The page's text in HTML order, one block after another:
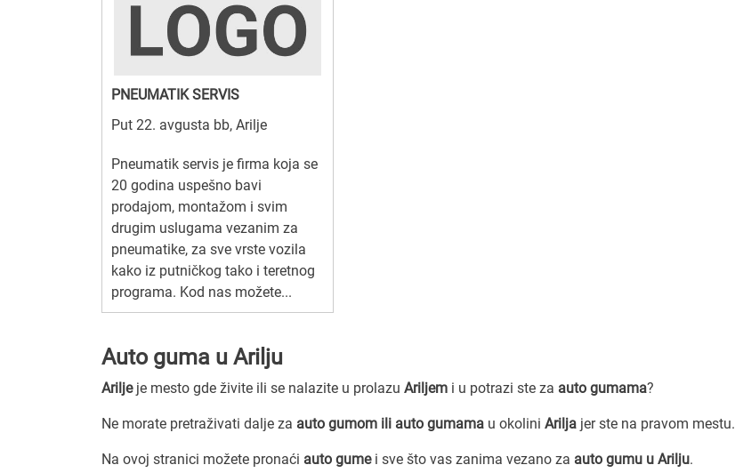
PNEUMATIK SERVIS
Put 22. avgusta bb, Arilje
Pneumatik servis je firma koja se
20 godina uspešno bavi
prodajom, montažom i svim
drugim uslugama vezanim za
pneumatike, za sve vrste vozila
kako iz putničkog tako i teretnog
programa. Kod nas možete...
Auto guma u Arilju
Ariljeje mesto gde živite ili se nalazite u prolazu Ariljem i u potrazi ste za auto gumama?
Ne morate pretraživati dalje za auto gumom ili auto gumama u okolini Arilja jer ste na pravom mestu.
Na ovoj stranici možete pronaći auto gumei sve što vas zanima vezano za auto gumu u Arilju.